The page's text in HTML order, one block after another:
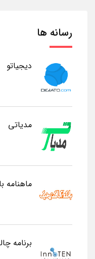
رسانه ها
دیجیاتو
مدیاتی
ماهنامه
برنامه